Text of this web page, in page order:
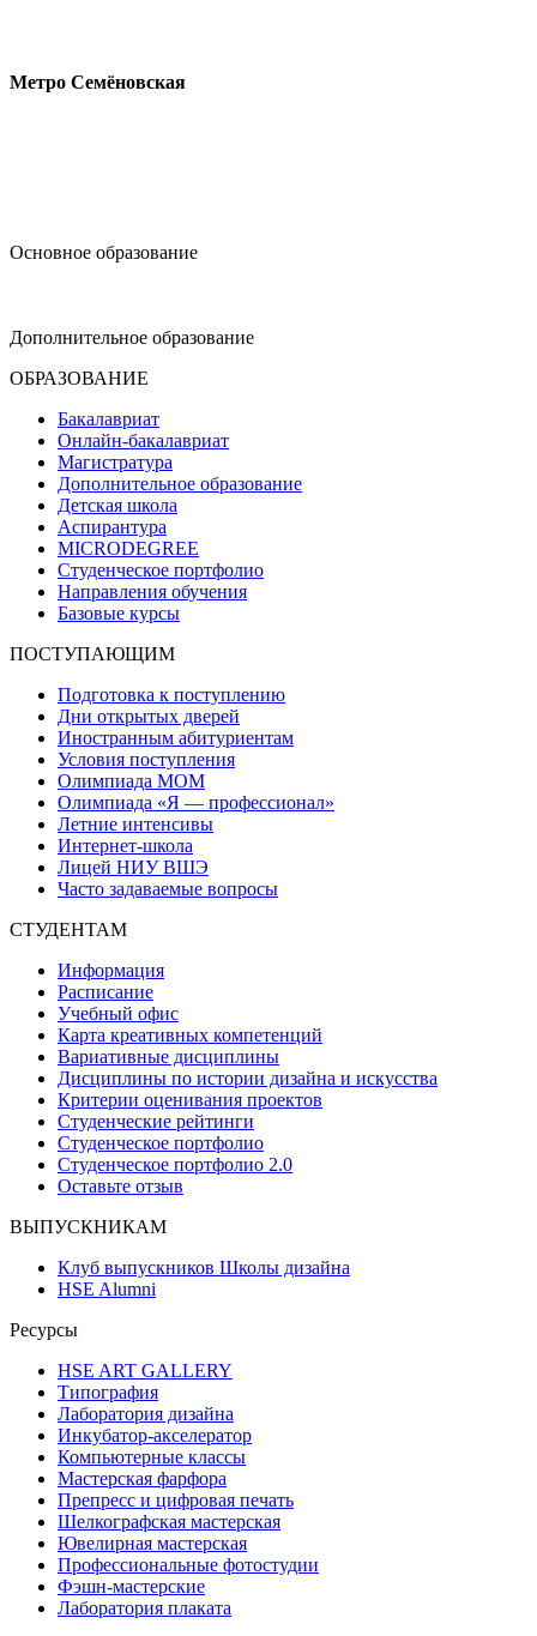
Метро Семёновская
Основное образование
Дополнительное образование
ОБРАЗОВАНИЕ
Бакалавриат
Онлайн-бакалавриат
Магистратура
Дополнительное образование
Детская школа
Аспирантура
MICRODEGREE
Студенческое портфолио
Направления обучения
Базовые курсы
ПОСТУПАЮЩИМ
Подготовка к поступлению
Дни открытых дверей
Иностранным абитуриентам
Условия поступления
Олимпиада МОМ
Олимпиада «Я — профессионал»
Летние интенсивы
Интернет-школа
Лицей НИУ ВШЭ
Часто задаваемые вопросы
СТУДЕНТАМ
Информация
Расписание
Учебный офис
Карта креативных компетенций
Вариативные дисциплины
Дисциплины по истории дизайна и искусства
Критерии оценивания проектов
Студенческие рейтинги
Студенческое портфолио
Студенческое портфолио 2.0
Оставьте отзыв
ВЫПУСКНИКАМ
Клуб выпускников Школы дизайна
HSE Alumni
Ресурсы
HSE ART GALLERY
Типография
Лаборатория дизайна
Инкубатор-акселератор
Компьютерные классы
Мастерская фарфора
Препресс и цифровая печать
Шелкографская мастерская
Ювелирная мастерская
Профессиональные фотостудии
Фэшн-мастерские
Лаборатория плаката